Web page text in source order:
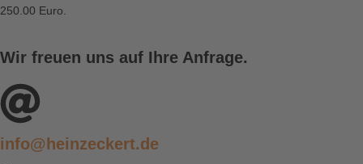
250.00 Euro.
Wir freuen uns auf Ihre Anfrage.
info@heinzeckert.de